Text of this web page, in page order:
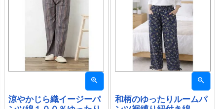
涼やかじら織イージーパ
和柄のゆったりルームパ